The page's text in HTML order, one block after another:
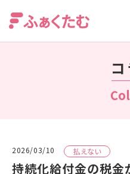
2026/03/10 払えない
持続化給付金の税金